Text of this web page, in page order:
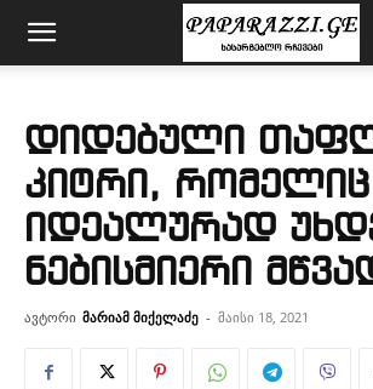
დიდებული
კიტრი, რომელიც
იდეალურად
ნებისმიერი
ავტორი მარიამ მიქელაძე - მაისი 18, 2021